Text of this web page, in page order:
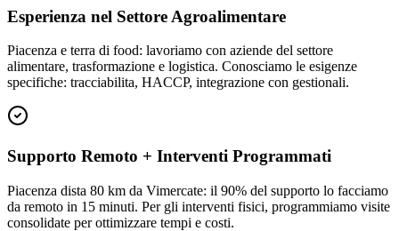
Esperienza nel Settore Agroalimentare
Piacenza e terra di food: lavoriamo con aziende del settore
alimentare, trasformazione e logistica. Conosciamo le esigenze
specifiche: tracciabilita, HACCP, integrazione con gestionali.
Supporto Remoto + Interventi Programmati
Piacenza dista 80 km da Vimercate: il 90% del supporto lo facciamo
da remoto in 15 minuti. Per gli interventi fisici, programmiamo visite
consolidate per ottimizzare tempi e costi.